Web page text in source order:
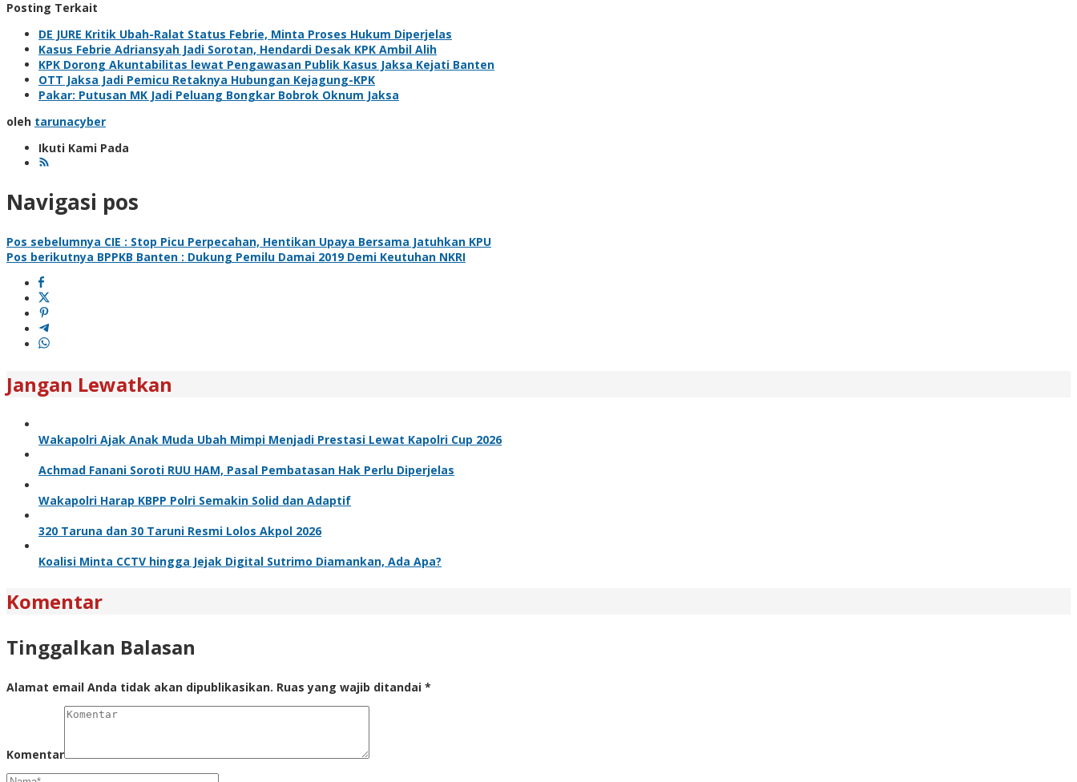
Posting Terkait
DE JURE Kritik Ubah-Ralat Status Febrie, Minta Proses Hukum Diperjelas
Kasus Febrie Adriansyah Jadi Sorotan, Hendardi Desak KPK Ambil Alih
KPK Dorong Akuntabilitas lewat Pengawasan Publik Kasus Jaksa Kejati Banten
OTT Jaksa Jadi Pemicu Retaknya Hubungan Kejagung-KPK
Pakar: Putusan MK Jadi Peluang Bongkar Bobrok Oknum Jaksa
oleh tarunacyber
Ikuti Kami Pada
Navigasi pos
Pos sebelumnya CIE : Stop Picu Perpecahan, Hentikan Upaya Bersama Jatuhkan KPU
Pos berikutnya BPPKB Banten : Dukung Pemilu Damai 2019 Demi Keutuhan NKRI
Jangan Lewatkan
Wakapolri Ajak Anak Muda Ubah Mimpi Menjadi Prestasi Lewat Kapolri Cup 2026
Achmad Fanani Soroti RUU HAM, Pasal Pembatasan Hak Perlu Diperjelas
Wakapolri Harap KBPP Polri Semakin Solid dan Adaptif
320 Taruna dan 30 Taruni Resmi Lolos Akpol 2026
Koalisi Minta CCTV hingga Jejak Digital Sutrimo Diamankan, Ada Apa?
Komentar
Tinggalkan Balasan
Alamat email Anda tidak akan dipublikasikan. Ruas yang wajib ditandai *
Komentar